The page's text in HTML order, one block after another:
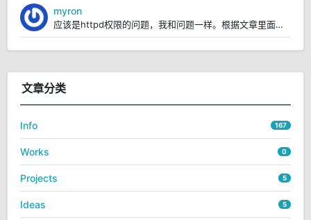
myron
应该是httpd权限的问题，我和问题一样。根据文章里面的操作，我已经解决https://blo...
文章分类
Info 167
Works 0
Projects 5
Ideas 5